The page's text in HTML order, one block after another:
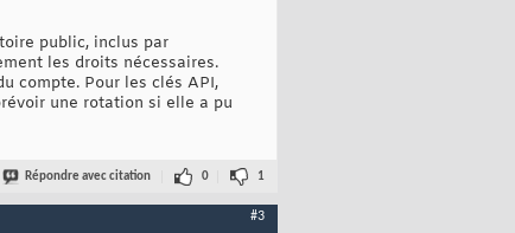
public, inclus par
les droits nécessaires.
compte. Pour les clés API,
une rotation si elle a pu
Répondre avec citation 0 1
#3